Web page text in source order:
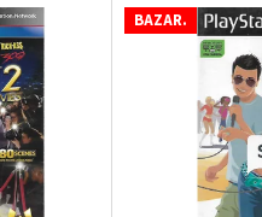
BAZAR.